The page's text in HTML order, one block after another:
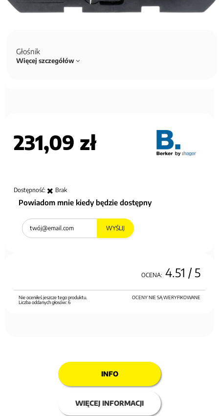
Głośnik
Więcej szczegółów
231,09 zł
Dostępność: Brak
Powiadom mnie kiedy będzie dostępny
WYŚLIJ
OCENA: 4.51 / 5
OCENY NIE SĄ WERYFIKOWANE
Nie oceniłeś jeszcze tego produktu.
Liczba oddanych głosów:6
INFO
WIĘCEJ INFORMACJI